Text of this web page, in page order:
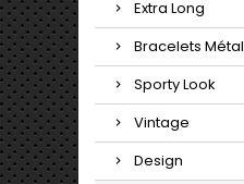
Extra Long
Bracelets Métal
Sporty Look
Vintage
Design